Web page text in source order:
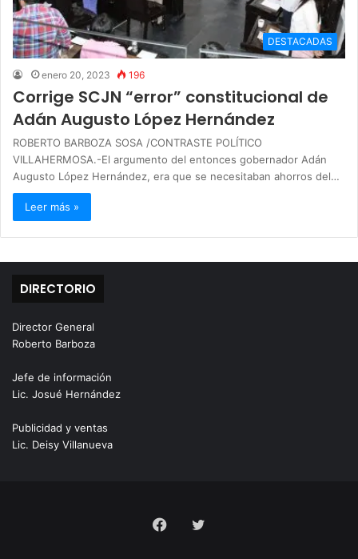
DESTACADAS
enero 20, 2023 196
Corrige SCJN “error” constitucional de
Adán Augusto López Hernández
ROBERTO BARBOZA SOSA /CONTRASTE POLÍTICO
VILLAHERMOSA.-El argumento del entonces gobernador Adán
Augusto López Hernández, era que se necesitaban ahorros del…
Leer más »
DIRECTORIO
Director General
Roberto Barboza
Jefe de información
Lic. Josué Hernández
Publicidad y ventas
Lic. Deisy Villanueva
FacebookTwitter